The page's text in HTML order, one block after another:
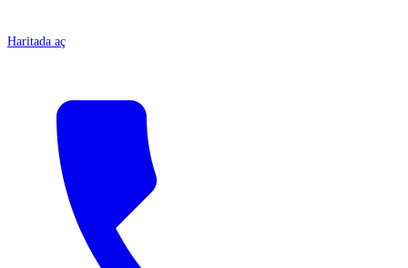
Haritada aç